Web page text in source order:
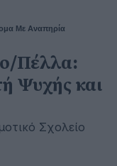
Με Αναπηρία
Πέλλα:
Ψυχής και
Σχολείο